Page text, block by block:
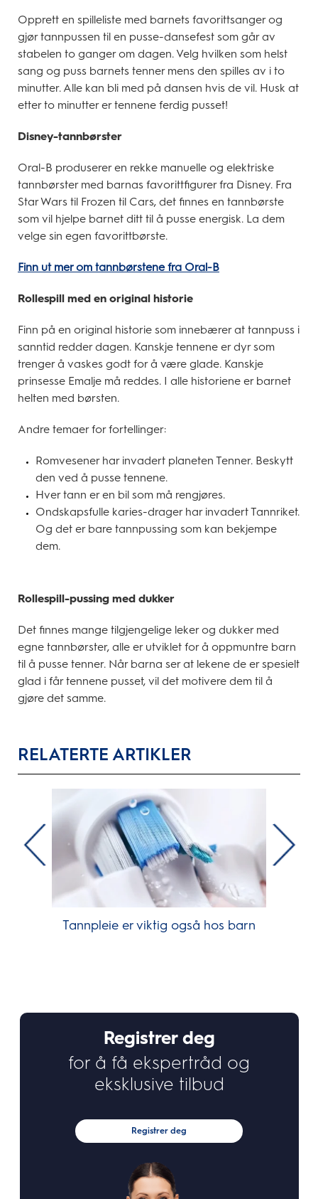
Opprett en spilleliste med barnets favorittsanger og
gjør tannpussen til en pusse-dansefest som går av
stabelen to ganger om dagen. Velg hvilken som helst
sang og puss barnets tenner mens den spilles av i to
minutter. Alle kan bli med på dansen hvis de vil. Husk at
etter to minutter er tennene ferdig pusset!
Disney-tannbørster
Oral-B produserer en rekke manuelle og elektriske
tannbørster med barnas favorittfigurer fra Disney. Fra
Star Wars til Frozen til Cars, det finnes en tannbørste
som vil hjelpe barnet ditt til å pusse energisk. La dem
velge sin egen favorittbørste.
Finn ut mer om tannbørstene fra Oral-B
Rollespill med en original historie
Finn på en original historie som innebærer at tannpuss i
sanntid redder dagen. Kanskje tennene er dyr som
trenger å vaskes godt for å være glade. Kanskje
prinsesse Emalje må reddes. I alle historiene er barnet
helten med børsten.
Andre temaer for fortellinger:
Romvesener har invadert planeten Tenner. Beskytt
den ved å pusse tennene.
Hver tann er en bil som må rengjøres.
Ondskapsfulle karies-drager har invadert Tannriket.
Og det er bare tannpussing som kan bekjempe
dem.
Rollespill-pussing med dukker
Det finnes mange tilgjengelige leker og dukker med
egne tannbørster, alle er utviklet for å oppmuntre barn
til å pusse tenner. Når barna ser at lekene de er spesielt
glad i får tennene pusset, vil det motivere dem til å
gjøre det samme.
RELATERTE ARTIKLER
Tannpleie er viktig også hos barn
Registrer deg
for å få ekspertråd og
eksklusive tilbud
Registrer deg